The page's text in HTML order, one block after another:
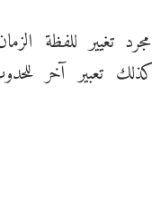
تغيير للفظة
تعبير آخر